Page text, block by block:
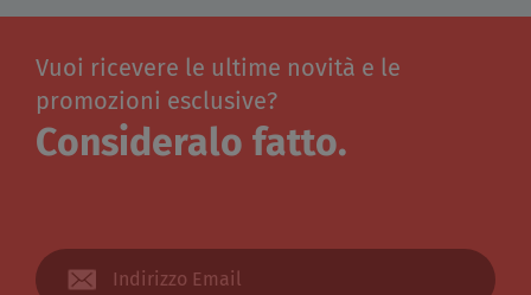
Vuoi ricevere le ultime novità e le
promozioni esclusive?
Consideralo fatto.